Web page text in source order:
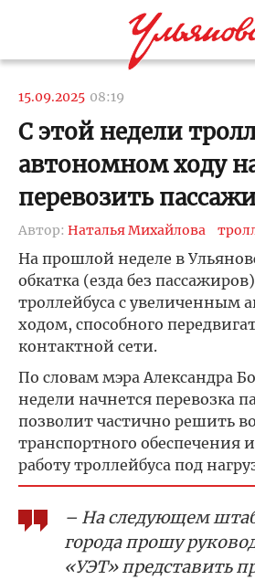
15.09.2025 08:19
С этой недели
автономном ходу
перевозить
Автор: Наталья Михайлова
На прошлой неделе в
обкатка (езда без
троллейбуса с увеличенным
ходом, способного
контактной сети.
По словам мэра Александра
недели начнется перевозка
позволит частично решить
транспортного обеспечения
работу троллейбуса под
– На следующем
города прошу
«УЭТ» представить